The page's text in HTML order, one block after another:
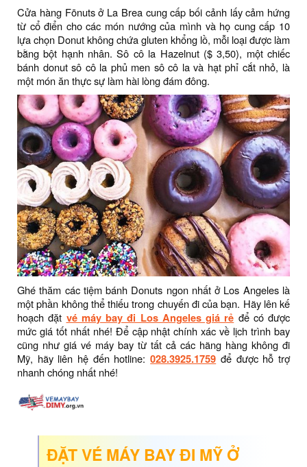
Cửa hàng Fōnuts ở La Brea cung cấp bối cảnh lấy cảm hứng
từ cổ điển cho các món nướng của mình và họ cung cấp 10
lựa chọn Donut không chứa gluten khổng lồ, mỗi loại được làm
bằng bột hạnh nhân. Sô cô la Hazelnut ($ 3,50), một chiếc
bánh donut sô cô la phủ men sô cô la và hạt phỉ cắt nhỏ, là
một món ăn thực sự làm hài lòng đám đông.
Ghé thăm các tiệm bánh Donuts ngon nhất ở Los Angeles là
một phần không thể thiếu trong chuyến đi của bạn. Hãy lên kế
hoạch đặt vé máy bay đi Los Angeles giá rẻ để có được
mức giá tốt nhất nhé! Để cập nhật chính xác về lịch trình bay
cũng như giá vé máy bay từ tất cả các hãng hàng không đi
Mỹ, hãy liên hệ đến hotline:028.3925.1759 để được hỗ trợ
nhanh chóng nhất nhé!
ĐẶT VÉ MÁY BAY ĐI MỸ Ở